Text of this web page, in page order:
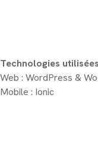
Technologies
Web : WordPress &
Mobile : Ionic